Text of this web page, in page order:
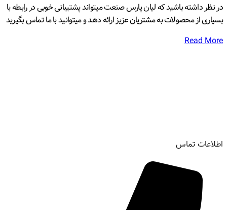
در نظر داشته باشید که لیان پارس صنعت میتواند پشتیبانی خوبی در رابطه با
بسیاری از محصولات به مشتریان عزیز ارائه دهد و میتوانید با ما تماس بگیرید
Read More
اطلاعات تماس